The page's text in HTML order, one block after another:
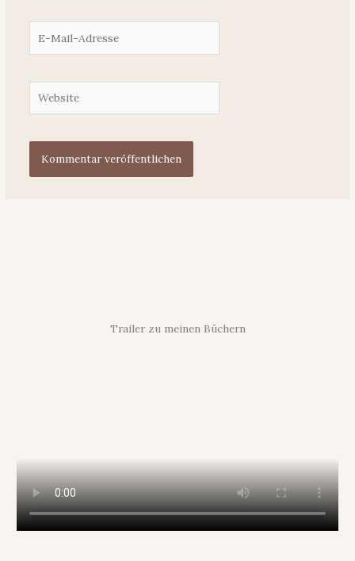
Mail-
Adresse
Trailer zu meinen Büchern